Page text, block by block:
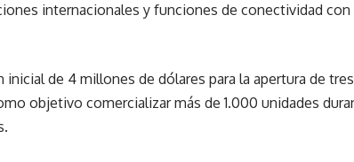
internacionales y funciones de conectividad
de 4 millones de dólares para la apertura de tres
objetivo comercializar más de 1.000 unidades